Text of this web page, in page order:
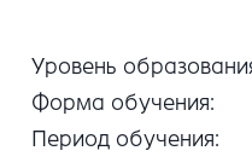
Уровень
Форма обучения
Период обучения